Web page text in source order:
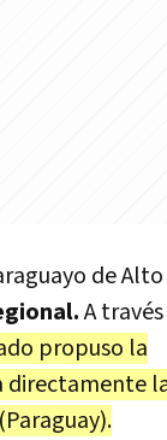
de Alto
A
propuso la
directamente